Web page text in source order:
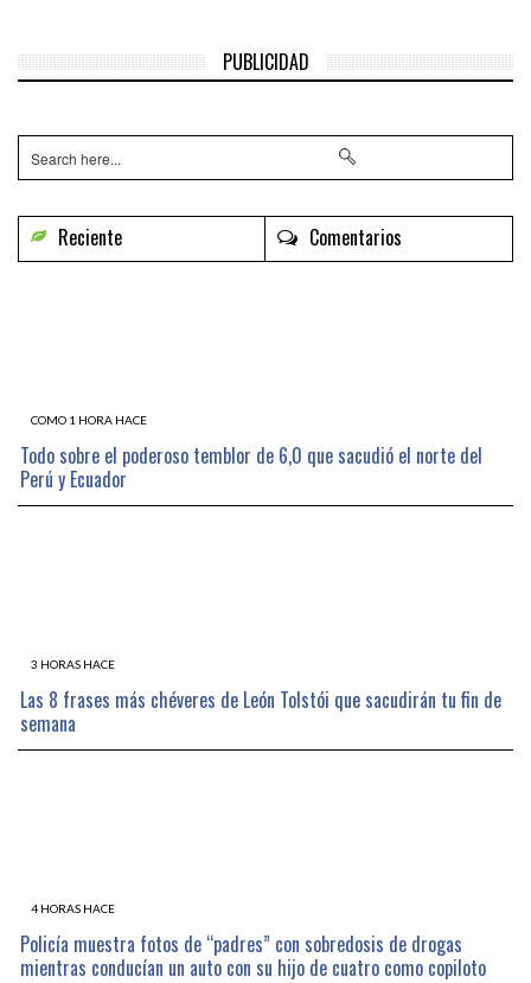
PUBLICIDAD
Reciente Comentarios
COMO 1 HORA HACE
Todo sobre el poderoso temblor de 6,0 que sacudió el norte del
Perú y Ecuador
3 HORAS HACE
Las 8 frases más chéveres de León Tolstói que sacudirán tu fin de
semana
4 HORAS HACE
Policía muestra fotos de “padres” con sobredosis de drogas
mientras conducían un auto con su hijo de cuatro como copiloto